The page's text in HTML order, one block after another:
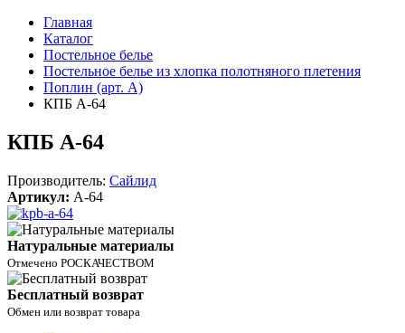
Главная
Каталог
Постельное белье
Постельное белье из хлопка полотняного плетения
Поплин (арт. А)
КПБ A-64
КПБ A-64
Производитель: Сайлид
Артикул: A-64
Натуральные материалы
Отмечено РОСКАЧЕСТВОМ
Бесплатный возврат
Обмен или возврат товара